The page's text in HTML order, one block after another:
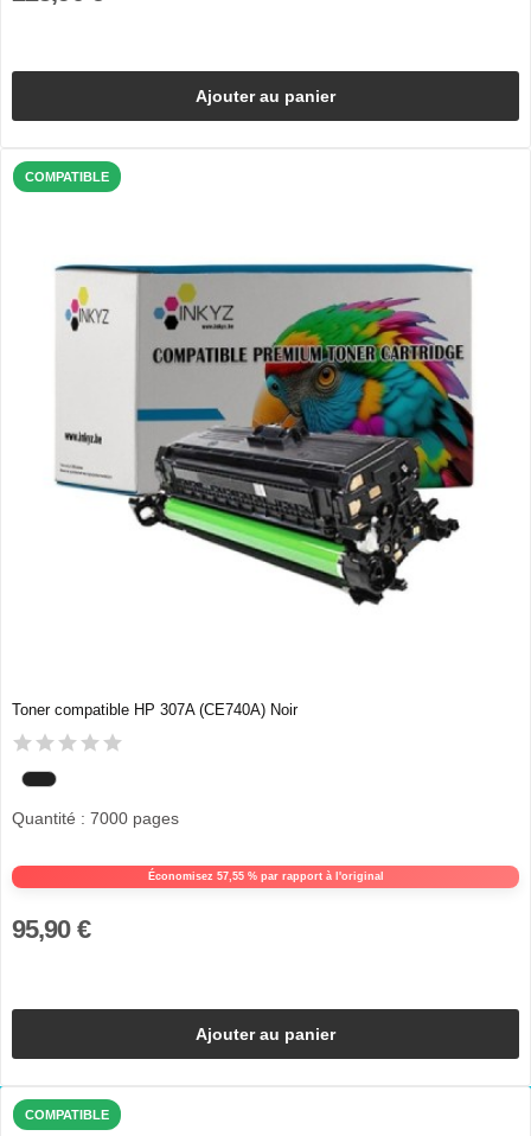
Ajouter au panier
COMPATIBLE
Toner compatible HP 307A (CE740A) Noir
Économisez 57,55 % par rapport à l'original
Quantité : 7000 pages
95,90 €
Ajouter au panier
COMPATIBLE